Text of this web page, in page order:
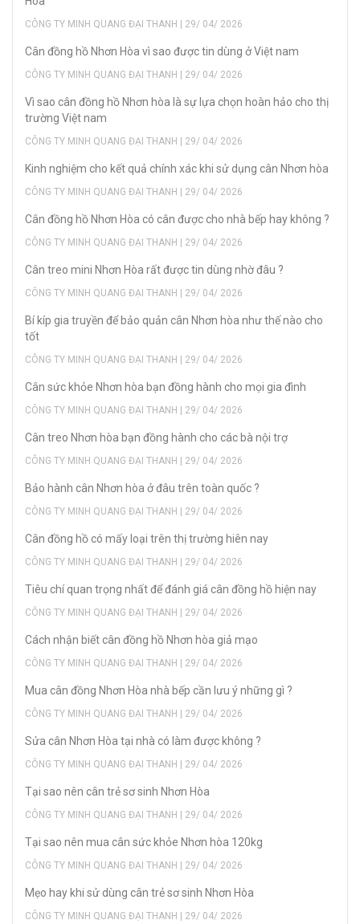
CÔNG TY MINH QUANG ĐẠI THANH | 29/ 04/ 2026
Cân đồng hồ Nhơn Hòa vì sao được tin dùng ở Việt nam
CÔNG TY MINH QUANG ĐẠI THANH | 29/ 04/ 2026
Vì sao cân đồng hồ Nhơn hòa là sự lựa chọn hoàn hảo cho thị
trường Việt nam
CÔNG TY MINH QUANG ĐẠI THANH | 29/ 04/ 2026
Kinh nghiệm cho kết quả chính xác khi sử dụng cân Nhơn hòa
CÔNG TY MINH QUANG ĐẠI THANH | 29/ 04/ 2026
Cân đồng hồ Nhơn Hòa có cân được cho nhà bếp hay không ?
CÔNG TY MINH QUANG ĐẠI THANH | 29/ 04/ 2026
Cân treo mini Nhơn Hòa rất được tin dùng nhờ đâu ?
CÔNG TY MINH QUANG ĐẠI THANH | 29/ 04/ 2026
Bí kíp gia truyền để bảo quản cân Nhơn hòa như thế nào cho
tốt
CÔNG TY MINH QUANG ĐẠI THANH | 29/ 04/ 2026
Cân sức khỏe Nhơn hòa bạn đồng hành cho mọi gia đình
CÔNG TY MINH QUANG ĐẠI THANH | 29/ 04/ 2026
Cân treo Nhơn hòa bạn đồng hành cho các bà nội trợ
CÔNG TY MINH QUANG ĐẠI THANH | 29/ 04/ 2026
Bảo hành cân Nhơn hòa ở đâu trên toàn quốc ?
CÔNG TY MINH QUANG ĐẠI THANH | 29/ 04/ 2026
Cân đồng hồ có mấy loại trên thị trường hiên nay
CÔNG TY MINH QUANG ĐẠI THANH | 29/ 04/ 2026
Tiêu chí quan trọng nhất để đánh giá cân đồng hồ hiện nay
CÔNG TY MINH QUANG ĐẠI THANH | 29/ 04/ 2026
Cách nhận biết cân đồng hồ Nhơn hòa giả mạo
CÔNG TY MINH QUANG ĐẠI THANH | 29/ 04/ 2026
Mua cân đồng Nhơn Hòa nhà bếp cần lưu ý những gì ?
CÔNG TY MINH QUANG ĐẠI THANH | 29/ 04/ 2026
Sửa cân Nhơn Hòa tại nhà có làm được không ?
CÔNG TY MINH QUANG ĐẠI THANH | 29/ 04/ 2026
Tại sao nên cân trẻ sơ sinh Nhơn Hòa
CÔNG TY MINH QUANG ĐẠI THANH | 29/ 04/ 2026
Tại sao nên mua cân sức khỏe Nhơn hòa 120kg
CÔNG TY MINH QUANG ĐẠI THANH | 29/ 04/ 2026
Mẹo hay khi sử dùng cân trẻ sơ sinh Nhơn Hòa
CÔNG TY MINH QUANG ĐẠI THANH | 29/ 04/ 2026